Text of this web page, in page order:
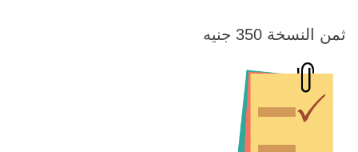
ثمن النسخة 350 جنيه